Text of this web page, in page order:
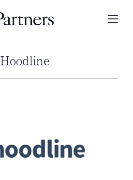
Hoodline